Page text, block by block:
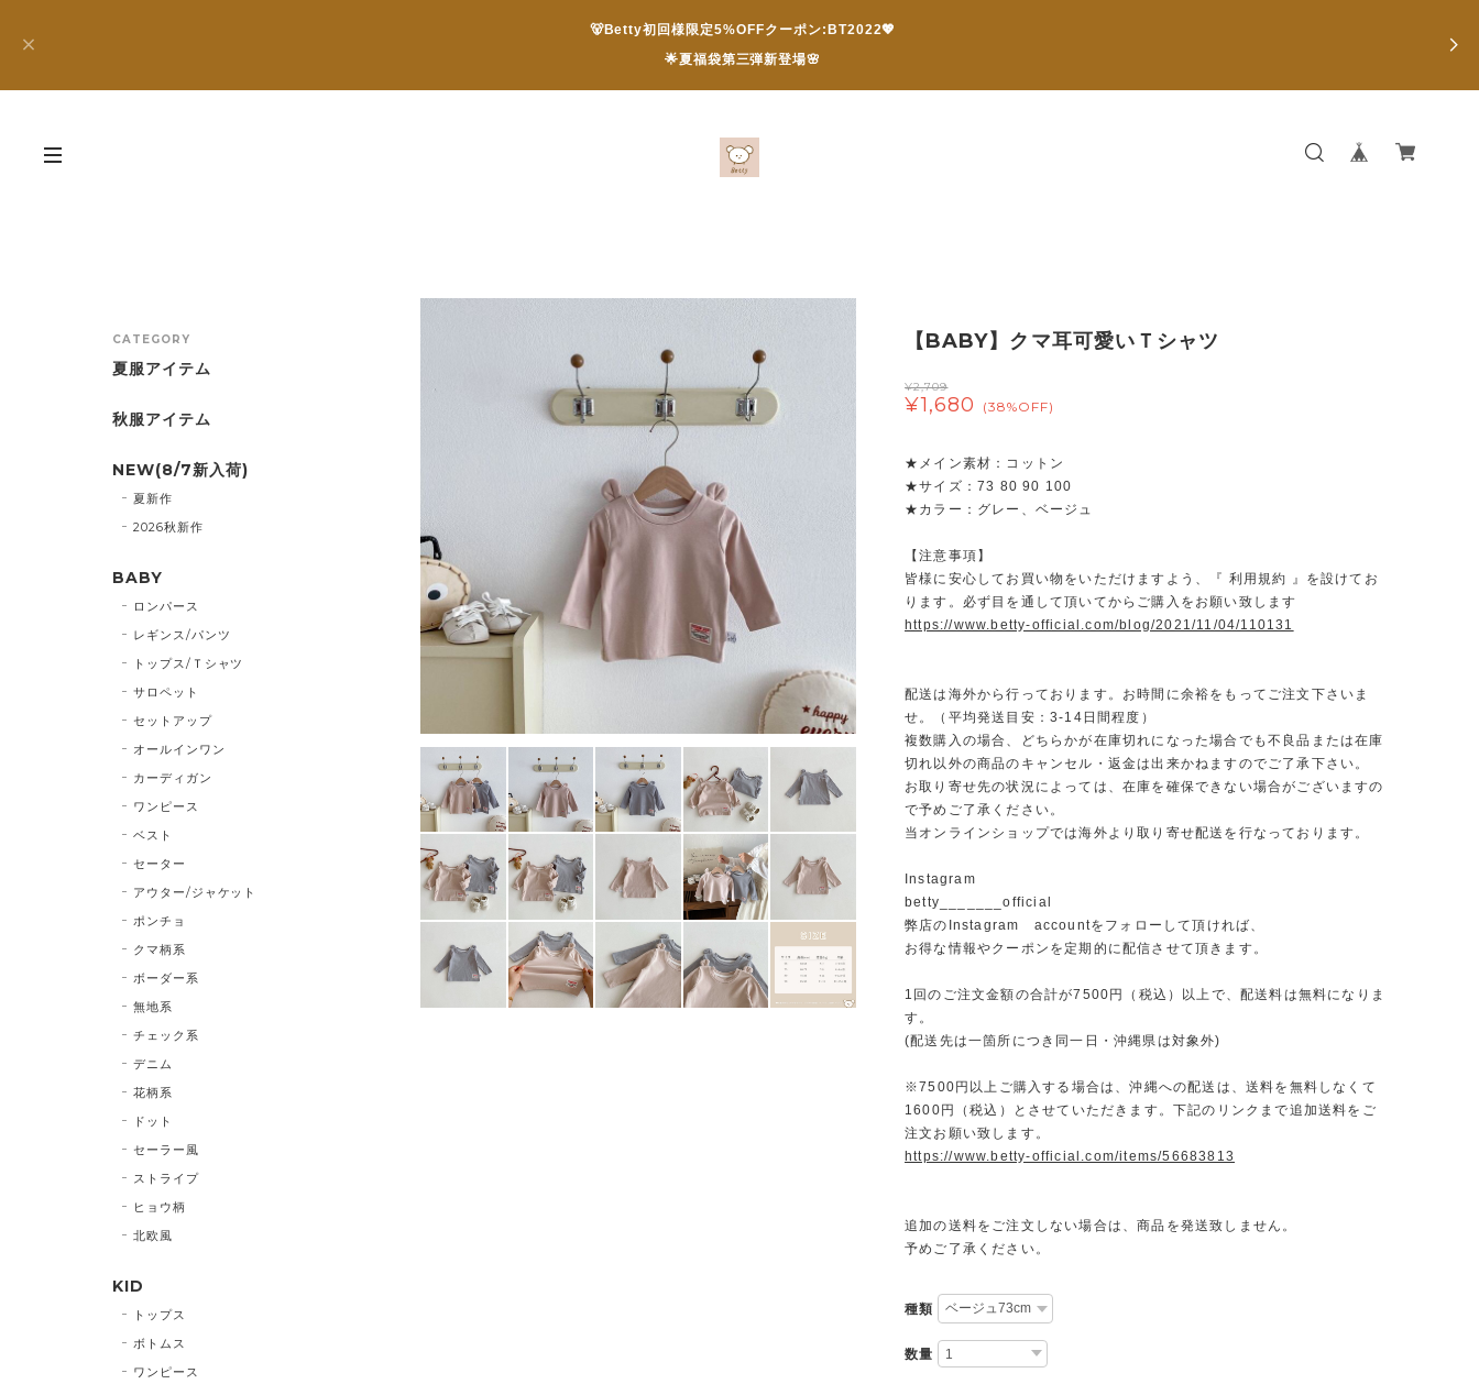
🐻Betty初回様限定5%OFFクーポン:BT2022💖
🌟夏福袋第三弾新登場🌸
【BABY】クマ耳可愛いＴシャツ
¥2,709
¥1,680 (38%OFF)
★メイン素材：コットン
★サイズ：73 80 90 100
★カラー：グレー、ベージュ
【注意事項】
皆様に安心してお買い物をいただけますよう、『 利用規約 』を設けてお
ります。必ず目を通して頂いてからご購入をお願い致します
https://www.betty-official.com/blog/2021/11/04/110131
配送は海外から行っております。お時間に余裕をもってご注文下さいま
せ。（平均発送目安：3-14日間程度）
複数購入の場合、どちらかが在庫切れになった場合でも不良品または在庫
切れ以外の商品のキャンセル・返金は出来かねますのでご了承下さい。
お取り寄せ先の状況によっては、在庫を確保できない場合がございますの
で予めご了承ください。
当オンラインショップでは海外より取り寄せ配送を行なっております。
Instagram
betty_______official
弊店のInstagram accountをフォローして頂ければ、
お得な情報やクーポンを定期的に配信させて頂きます。
1回のご注文金額の合計が7500円（税込）以上で、配送料は無料になりま
す。
(配送先は一箇所につき同一日・沖縄県は対象外)
※7500円以上ご購入する場合は、沖縄への配送は、送料を無料しなくて
1600円（税込）とさせていただきます。下記のリンクまで追加送料をご
注文お願い致します。
https://www.betty-official.com/items/56683813
追加の送料をご注文しない場合は、商品を発送致しません。
予めご了承ください。
種類
数量
CATEGORY
夏服アイテム
秋服アイテム
NEW(8/7新入荷)
夏新作
2026秋新作
BABY
ロンパース
レギンス/パンツ
トップス/Ｔシャツ
サロペット
セットアップ
オールインワン
カーディガン
ワンピース
ベスト
セーター
アウター/ジャケット
ポンチョ
クマ柄系
ボーダー系
無地系
チェック系
デニム
花柄系
ドット
セーラー風
ストライプ
ヒョウ柄
北欧風
KID
トップス
ボトムス
ワンピース